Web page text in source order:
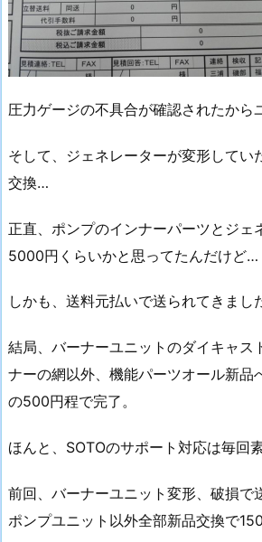
圧力ゲージの不具合が確認されたから
そして、ジェネレーターが変形してい
交換…
正直、ポンプのインナーパーツとジェ
5000円くらいかと思ってたんだけど…
しかも、送料元払いで送られてきまし
結局、バーナーユニットのダイキャス
ナーの網以外、機能パーツオール新
の500円程で完了。
ほんと、SOTOのサポート対応は毎回
前回、バーナーユニット変形、破損で
ポンプユニット以外全部新品交換で